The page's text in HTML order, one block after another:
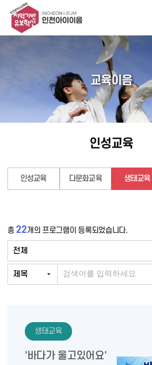
교육이음
인성교육
인성교육 다문화교육 생태교육
총 22개의 프로그램이 등록되었습니다.
생태교육
'바다가 울고있어요'